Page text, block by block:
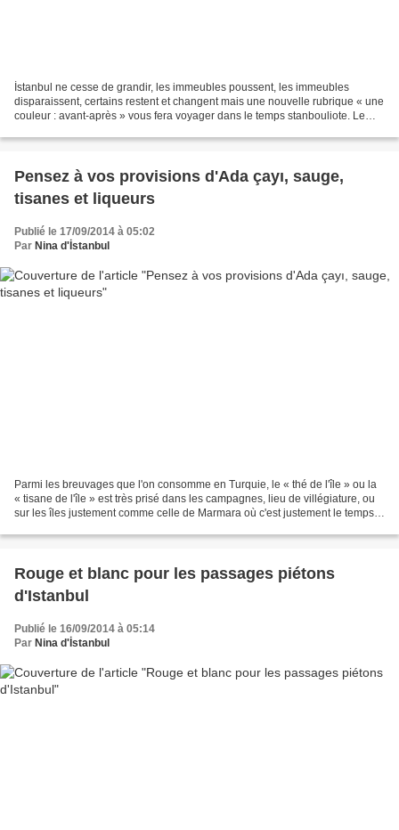
İstanbul ne cesse de grandir, les immeubles poussent, les immeubles
disparaissent, certains restent et changent mais une nouvelle rubrique « une
couleur : avant-après » vous fera voyager dans le temps stanbouliote. Le
Pensez à vos provisions d'Ada çayı, sauge,
tisanes et liqueurs
Publié le 17/09/2014 à 05:02
Par Nina d'İstanbul
Parmi les breuvages que l'on consomme en Turquie, le « thé de l'île » ou la
« tisane de l'île » est très prisé dans les campagnes, lieu de villégiature, ou
sur les îles justement comme celle de Marmara où c'est justement le temps
Rouge et blanc pour les passages piétons
d'Istanbul
Publié le 16/09/2014 à 05:14
Par Nina d'İstanbul